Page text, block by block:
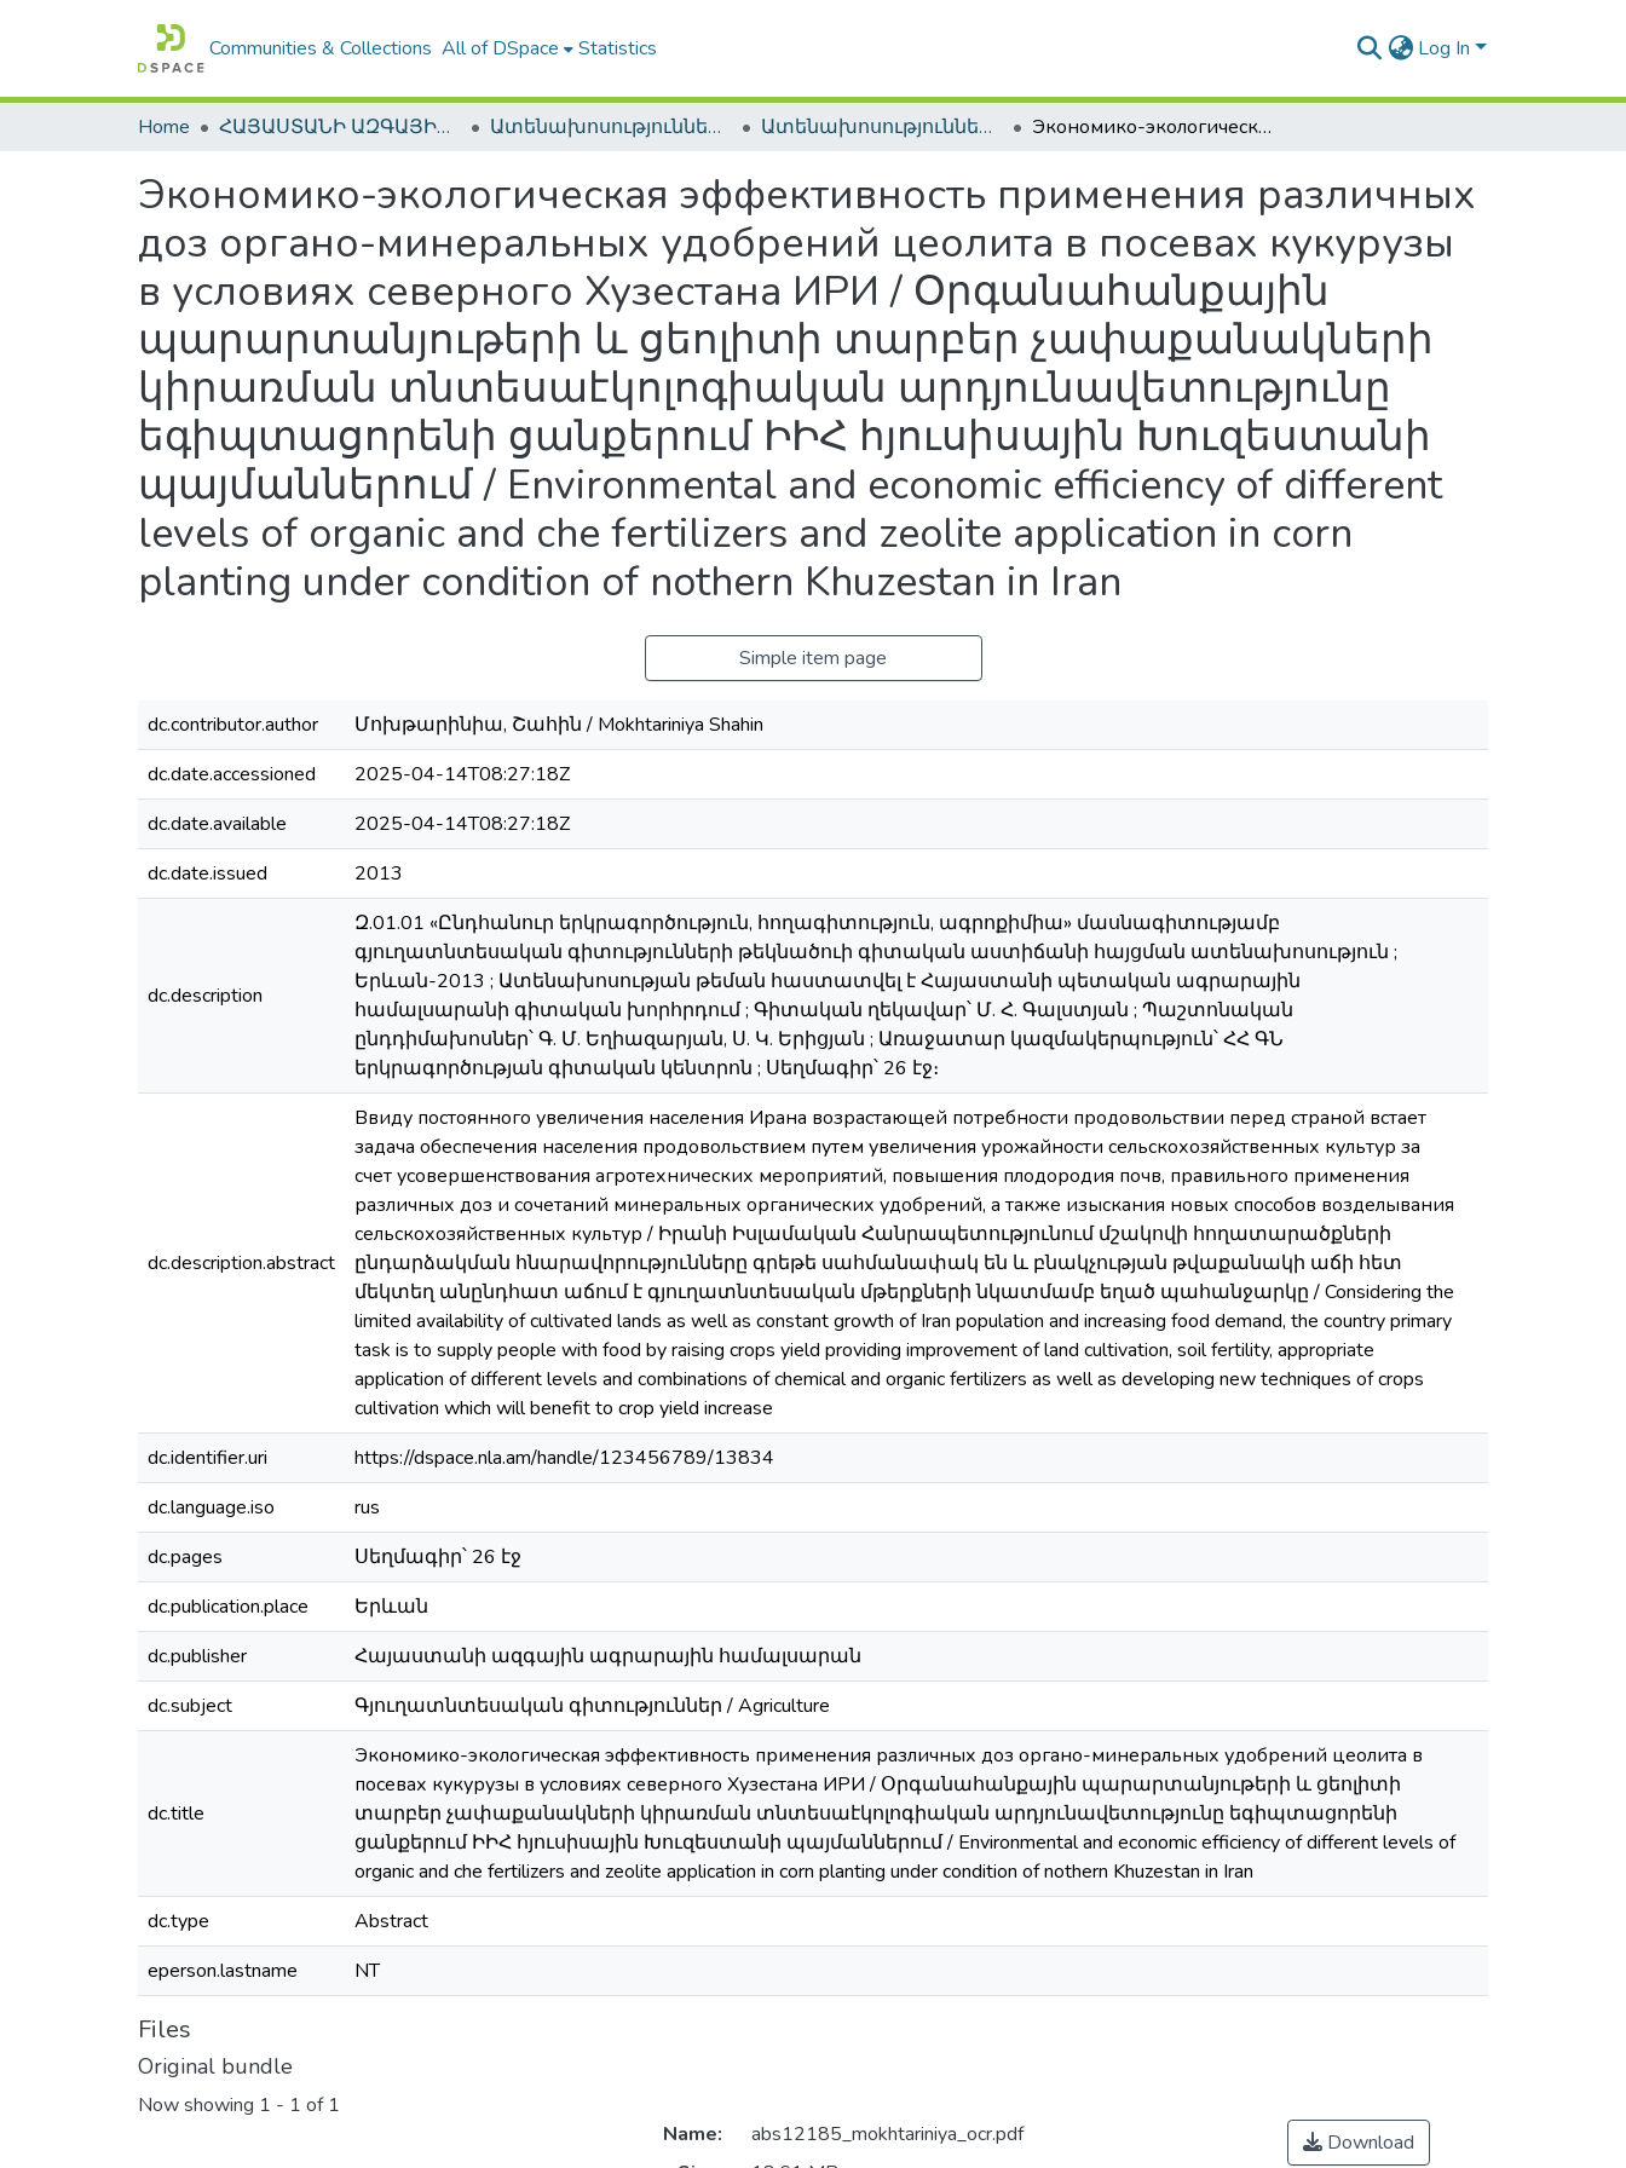
Communities & Collections All of DSpace Statistics Log In
Home ՀԱՅԱՍՏԱՆԻ ԱԶԳԱՅԻՆ ԳՐԱԴԱՐԱՆԻ ԹՎԱՅԻՆ ՊԱՀՈՑ / DIGITAL REPOSITORY OF NLA Ատենախոսություններ և սեղմագրեր / Theses & Abstracts Ատենախոսություններ և սեղմագրեր / Theses & Abstracts Экономико-экологическая эффективность применения различных доз органо-минеральных удобрений цеолита в посевах кукурузы в условиях северного Хузестана ИРИ / Օրգանահանքային պարարտանյութերի և ցեոլիտի տարբեր չափաքանակների կիրառման տնտեսաէկոլոգիական արդյունավետությունը եգիպտացորենի ցանքերում ԻԻՀ հյուսիսային Խուզեստանի պայմաններում / Environmental and economic efficiency of different levels of organic and che fertilizers and zeolite application in corn planting under condition of nothern Khuzestan in Iran
Экономико-экологическая эффективность применения различных
доз органо-минеральных удобрений цеолита в посевах кукурузы
в условиях северного Хузестана ИРИ / Օրգանահանքային
պարարտանյութերի և ցեոլիտի տարբեր չափաքանակների
կիրառման տնտեսաէկոլոգիական արդյունավետությունը
եգիպտացորենի ցանքերում ԻԻՀ հյուսիսային Խուզեստանի
պայմաններում / Environmental and economic efficiency of different
levels of organic and che fertilizers and zeolite application in corn
planting under condition of nothern Khuzestan in Iran
Simple item page
dc.contributor.author
Մոխթարինիա, Շահին / Mokhtariniya Shahin
dc.date.accessioned
2025-04-14T08:27:18Z
dc.date.available
2025-04-14T08:27:18Z
dc.date.issued
2013
dc.description
Զ.01.01 «Ընդհանուր երկրագործություն, հողագիտություն, ագրոքիմիա» մասնագիտությամբ
գյուղատնտեսական գիտությունների թեկնածուի գիտական աստիճանի հայցման ատենախոսություն ;
Երևան-2013 ; Ատենախոսության թեման հաստատվել է Հայաստանի պետական ագրարային
համալսարանի գիտական խորհրդում ; Գիտական ղեկավար՝ Մ. Հ. Գալստյան ; Պաշտոնական
ընդդիմախոսներ՝ Գ. Մ. Եղիազարյան, Ս. Կ. Երիցյան ; Առաջատար կազմակերպություն՝ ՀՀ ԳՆ
երկրագործության գիտական կենտրոն ; Սեղմագիր՝ 26 էջ։
dc.description.abstract
Ввиду постоянного увеличения населения Ирана возрастающей потребности продовольствии перед страной встает
задача обеспечения населения продовольствием путем увеличения урожайности сельскохозяйственных культур за
счет усовершенствования агротехнических мероприятий, повышения плодородия почв, правильного применения
различных доз и сочетаний минеральных органических удобрений, a также изыскания новых способов возделывания
сельскохозяйственных культур / Իրանի Իսլամական Հանրապետությունում մշակովի հողատարածքների
ընդարձակման հնարավորությունները գրեթե սահմանափակ են և բնակչության թվաքանակի աճի հետ
մեկտեղ անընդհատ աճում է գյուղատնտեսական մթերքների նկատմամբ եղած պահանջարկը / Considering the
limited availability of cultivated lands as well as constant growth of Iran population and increasing food demand, the country primary
task is to supply people with food by raising crops yield providing improvement of land cultivation, soil fertility, appropriate
application of different levels and combinations of chemical and organic fertilizers as well as developing new techniques of crops
cultivation which will benefit to crop yield increase
dc.identifier.uri
https://dspace.nla.am/handle/123456789/13834
dc.language.iso
rus
dc.pages
Սեղմագիր՝ 26 էջ
dc.publication.place
Երևան
dc.publisher
Հայաստանի ազգային ագրարային համալսարան
dc.subject
Գյուղատնտեսական գիտություններ / Agriculture
dc.title
Экономико-экологическая эффективность применения различных доз органо-минеральных удобрений цеолита в
посевах кукурузы в условиях северного Хузестана ИРИ / Օրգանահանքային պարարտանյութերի և ցեոլիտի
տարբեր չափաքանակների կիրառման տնտեսաէկոլոգիական արդյունավետությունը եգիպտացորենի
ցանքերում ԻԻՀ հյուսիսային Խուզեստանի պայմաններում / Environmental and economic efficiency of different levels of
organic and che fertilizers and zeolite application in corn planting under condition of nothern Khuzestan in Iran
dc.type
Abstract
eperson.lastname
NT
Files
Original bundle
Now showing 1 - 1 of 1
Name:
abs12185_mokhtariniya_ocr.pdf
Download